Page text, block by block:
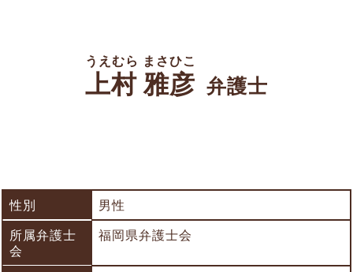
上村 雅彦
うえむら まさひこ
弁護士
性別
男性
所属弁護士
会
福岡県弁護士会